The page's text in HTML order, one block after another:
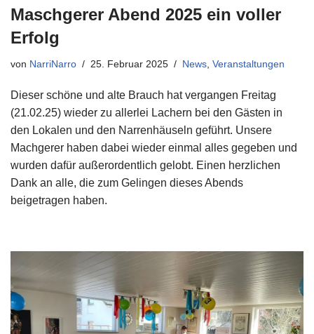
Maschgerer Abend 2025 ein voller
Erfolg
von NarriNarro 25. Februar 2025 News Veranstaltungen
Dieser schöne und alte Brauch hat vergangen Freitag
(21.02.25) wieder zu allerlei Lachern bei den Gästen in
den Lokalen und den Narrenhäuseln geführt. Unsere
Machgerer haben dabei wieder einmal alles gegeben und
wurden dafür außerordentlich gelobt. Einen herzlichen
Dank an alle, die zum Gelingen dieses Abends
beigetragen haben.